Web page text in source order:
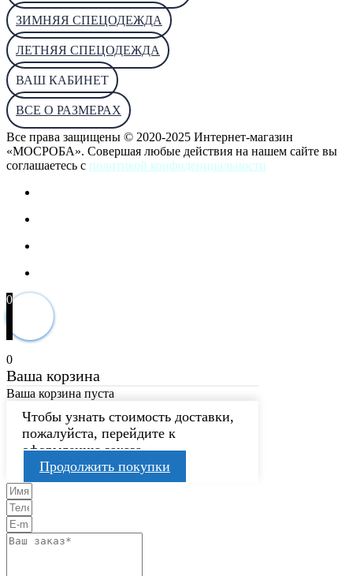
ЗИМНЯЯ СПЕЦОДЕЖДА
ЛЕТНЯЯ СПЕЦОДЕЖДА
ВАШ КАБИНЕТ
ВСЕ О РАЗМЕРАХ
Все права защищены © 2020-2025 Интернет-магазин
«МОСРОБА». Совершая любые действия на нашем сайте вы
соглашаетесь с политикой конфиденциальности
0
0
Ваша корзина
Ваша корзина пуста
Чтобы узнать стоимость доставки,
пожалуйста, перейдите к
оформлению заказа.
Продолжить покупки